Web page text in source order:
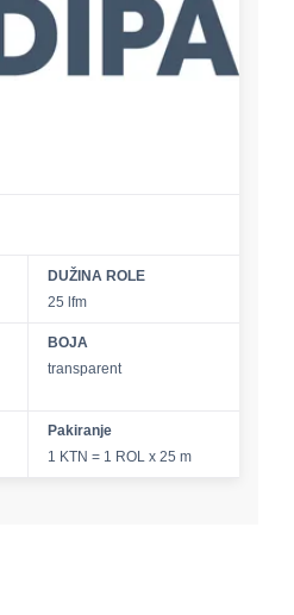
DUŽINA ROLE
25 lfm
BOJA
transparent
Pakiranje
1 KTN = 1 ROL x 25 m